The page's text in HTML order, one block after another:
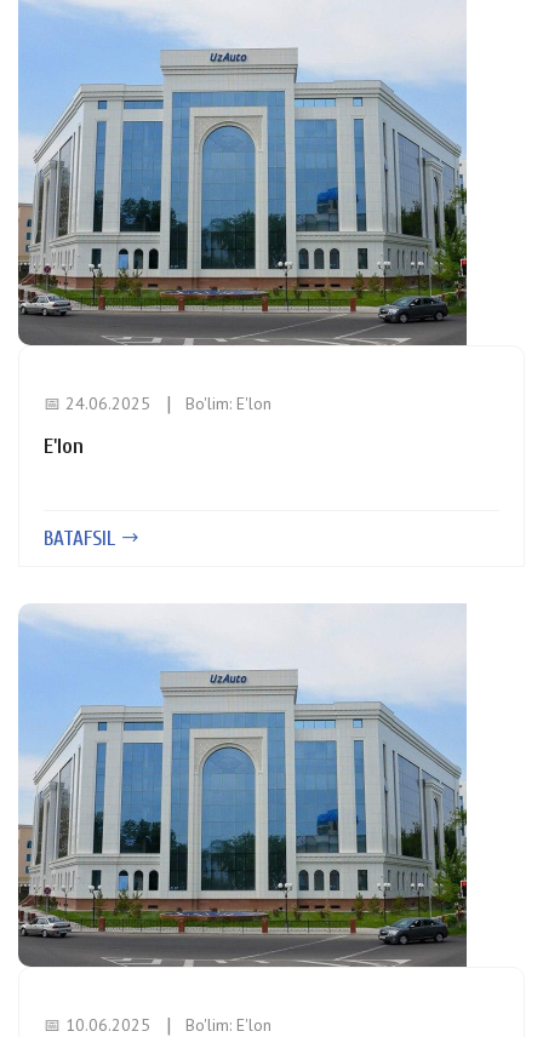
📅 24.06.2025 Bo'lim: E'lon
E'lon
BATAFSIL
📅 10.06.2025 Bo'lim: E'lon